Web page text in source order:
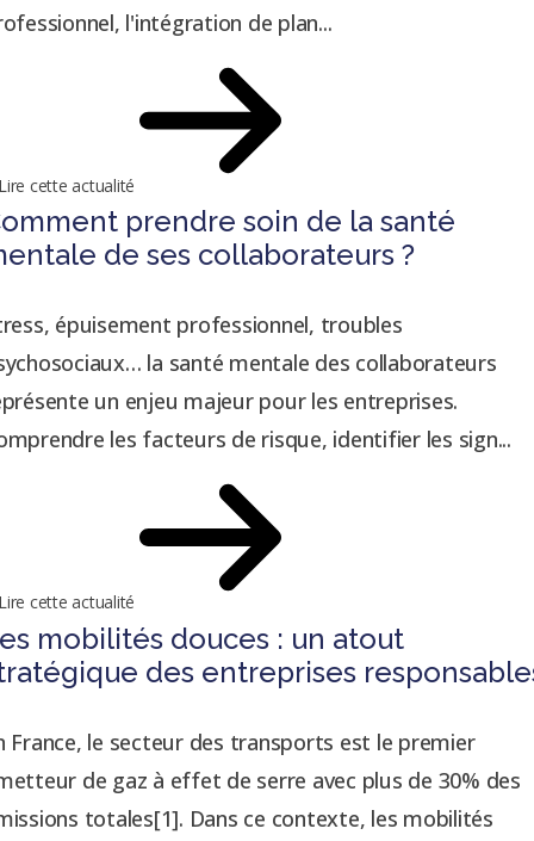
l'intégration de plan...
cette actualité
prendre soin de la santé
de ses collaborateurs ?
épuisement professionnel, troubles
la santé mentale des collaborateurs
un enjeu majeur pour les entreprises.
les facteurs de risque, identifier les sign...
cette actualité
mobilités douces : un atout
des entreprises
France, le secteur des transports est le premier
de gaz à effet de serre avec plus de 30% des
totales[1]. Dans ce contexte, les mobilités